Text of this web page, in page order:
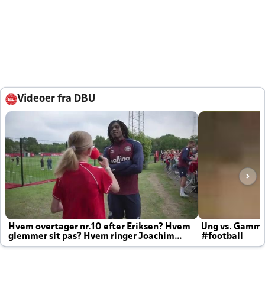
Videoer fra DBU
Hvem overtager nr.10 efter Eriksen? Hvem
glemmer sit pas? Hvem ringer Joachim
altid til efter kampe?
Ung vs.
#football